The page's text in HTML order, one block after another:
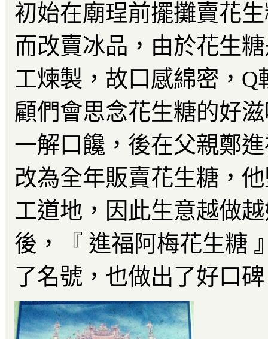
初始在廟珵前擺攤賣花
而改賣冰品，由於花生
工煉製，故口感綿密，Q
顧們會思念花生糖的好
一解口饞，後在父親鄭
改為全年販賣花生糖，
工道地，因此生意越做
後，『 進福阿梅花生糖
了名號，也做出了好口